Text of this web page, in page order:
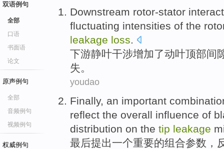
双语例句
全部
口语
书面语
论文
原声例句
全部
音频例句
视频例句
权威例句
Downstream rotor-stator
fluctuating intensities of the
leakage loss.
下游静叶干涉增加了动叶顶部间
失。
youdao
Finally, an important
reflect the overall influence of
distribution on the tip leakage
最后提出一个重要的组合参数 ，